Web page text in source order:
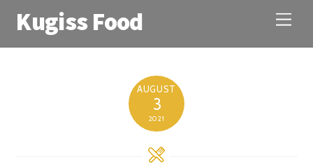
M
e
Kugiss Food
AUGUST
3
2021